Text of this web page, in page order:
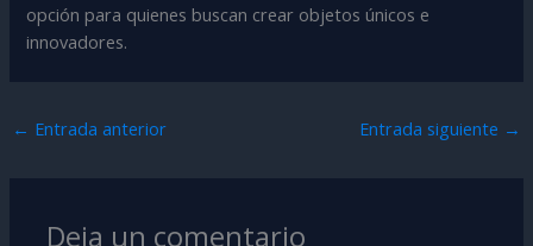
opción para quienes buscan crear objetos únicos e
innovadores.
← Entrada anterior Entrada siguiente →
Deja un comentario